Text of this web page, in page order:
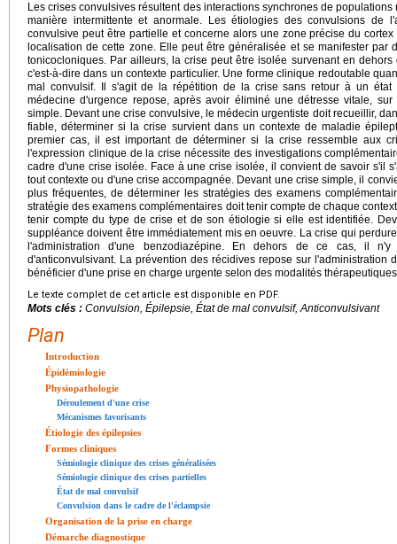
Les crises convulsives résultent des interactions synchrones de
manière intermittente et anormale. Les étiologies des convulsions de
convulsive peut être partielle et concerne alors une zone précise du
localisation de cette zone. Elle peut être généralisée et se manifester par
tonicocloniques. Par ailleurs, la crise peut être isolée survenant en
c'est-à-dire dans un contexte particulier. Une forme clinique redoutable
mal convulsif. Il s'agit de la répétition de la crise sans retour à un état
médecine d'urgence repose, après avoir éliminé une détresse vitale,
simple. Devant une crise convulsive, le médecin urgentiste doit recueillir,
fiable, déterminer si la crise survient dans un contexte de maladie
premier cas, il est important de déterminer si la crise ressemble aux
l'expression clinique de la crise nécessite des investigations
cadre d'une crise isolée. Face à une crise isolée, il convient de savoir s'il
tout contexte ou d'une crise accompagnée. Devant une crise simple, il
plus fréquentes, de déterminer les stratégies des examens
stratégie des examens complémentaires doit tenir compte de chaque
tenir compte du type de crise et de son étiologie si elle est identifiée.
suppléance doivent être immédiatement mis en oeuvre. La crise qui
l'administration d'une benzodiazépine. En dehors de ce cas, il
d'anticonvulsivant. La prévention des récidives repose sur l'administration
bénéficier d'une prise en charge urgente selon des modalités
Le texte complet de cet article est disponible en PDF.
Mots clés : Convulsion, Épilepsie, État de mal convulsif, Anticonvulsivant
Plan
Introduction
Épidémiologie
Physiopathologie
Déroulement d'une crise
Mécanismes favorisants
Étiologie des épilepsies
Formes cliniques
Sémiologie clinique des crises généralisées
Sémiologie clinique des crises partielles
État de mal convulsif
Convulsion dans le cadre de l'éclampsie
Organisation de la prise en charge
Démarche diagnostique